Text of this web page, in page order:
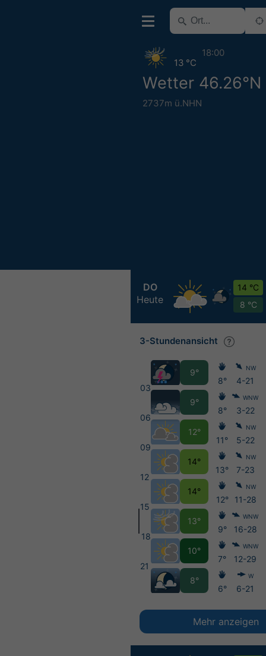
Wetter 46.26°N
2737m ü.NHN
13 °C
18:00
DO
Heute
14 °C
8 °C
3-Stundenansicht
03
06
09
12
15
18
21
9°
9°
12°
14°
14°
13°
10°
8°
8°
8°
11°
13°
12°
9°
7°
6°
NW
4-21
WNW
3-22
NW
5-22
NW
7-23
NW
11-28
WNW
16-28
WNW
12-29
W
6-21
Mehr anzeigen